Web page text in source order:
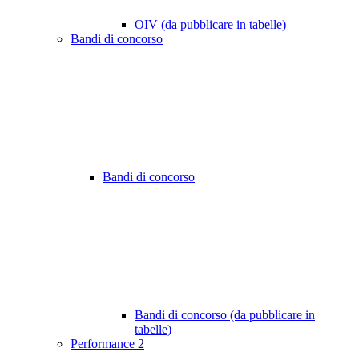
OIV (da pubblicare in tabelle)
Bandi di concorso
Bandi di concorso
Bandi di concorso (da pubblicare in
tabelle)
Performance 2